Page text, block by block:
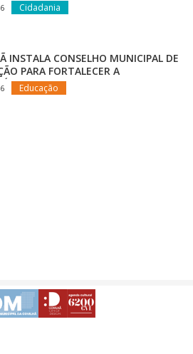
Cidadania
INSTALA CONSELHO MUNICIPAL DE
PARA FORTALECER A
EDUCATIVA DO CONCELHO
Educação